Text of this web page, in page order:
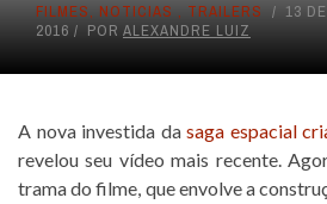
FILMES, NOTICIAS , TRAILERS
13
2016
POR ALEXANDRE LUIZ
A nova investida dasaga espacial
revelou seu vídeo mais recente.
trama do filme, que envolve a